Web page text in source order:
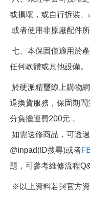
或損壞，或自行拆裝、
或者使用非原廠配件
七、本保固僅適用於
任何軟體或其他設備。
於硬派精璽線上購物
退換貨服務，保固期
分負擔運費200元，
如需送修商品，可透
@inpad(ID搜尋)或者
題，可參考維修流程
※以上資料若與官方